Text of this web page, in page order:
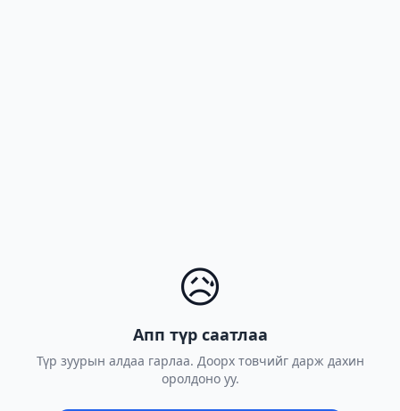
😥
Апп түр саатлаа
Түр зуурын алдаа гарлаа. Доорх товчийг дарж дахин
оролдоно уу.